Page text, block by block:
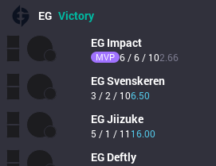
EG Victory
EG Impact
MVP 6 / 6 / 102.66
EGSvenskeren
3 / 2 / 106.50
EGJiizuke
5 / 1 / 11 16.00
EG Deftly